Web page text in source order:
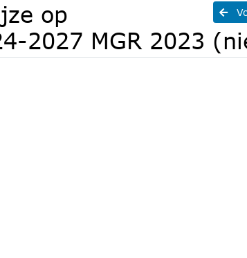
op
2027 MGR 2023